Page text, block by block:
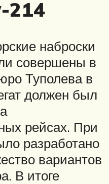
214
наброски
совершены в
Туполева в
должен был
рейсах. При
разработано
вариантов
В итоге